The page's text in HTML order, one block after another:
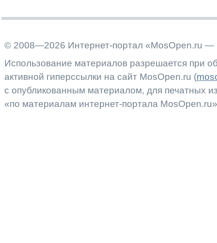
© 2008—2026 Интернет-портал «MosOpen.ru —
Использование материалов разрешается при
активной гиперссылки на сайт MosOpen.ru (
с опубликованным материалом, для печатных
«по материалам интернет-портала